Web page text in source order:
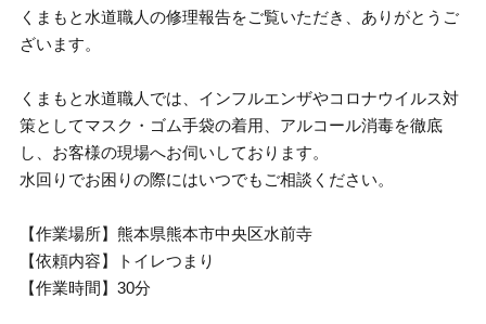
くまもと水道職人の修理報告をご覧いただき、ありがとうご
ざいます。
くまもと水道職人では、インフルエンザやコロナウイルス対
策としてマスク・ゴム手袋の着用、アルコール消毒を徹底
し、お客様の現場へお伺いしております。
水回りでお困りの際にはいつでもご相談ください。
【作業場所】熊本県熊本市中央区水前寺
【依頼内容】トイレつまり
【作業時間】30分